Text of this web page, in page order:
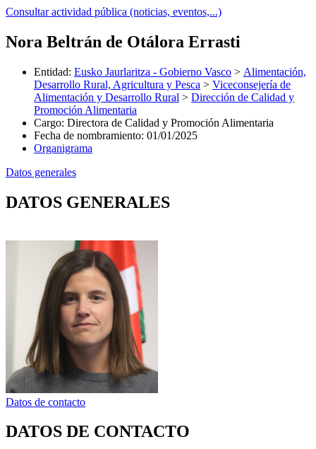
Consultar actividad pública (noticias, eventos,...)
Nora Beltrán de Otálora Errasti
Entidad: Eusko Jaurlaritza - Gobierno Vasco > Alimentación,
Desarrollo Rural, Agricultura y Pesca > Viceconsejería de
Alimentación y Desarrollo Rural > Dirección de Calidad y
Promoción Alimentaria
Cargo: Directora de Calidad y Promoción Alimentaria
Fecha de nombramiento: 01/01/2025
Organigrama
Datos generales
DATOS GENERALES
Datos de contacto
DATOS DE CONTACTO